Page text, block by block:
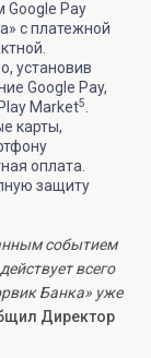
Google Pay
с платежной
установив
Google Pay,
Market5
карты,
оплата.
защиту
событием
всего
Банка» уже
Директор